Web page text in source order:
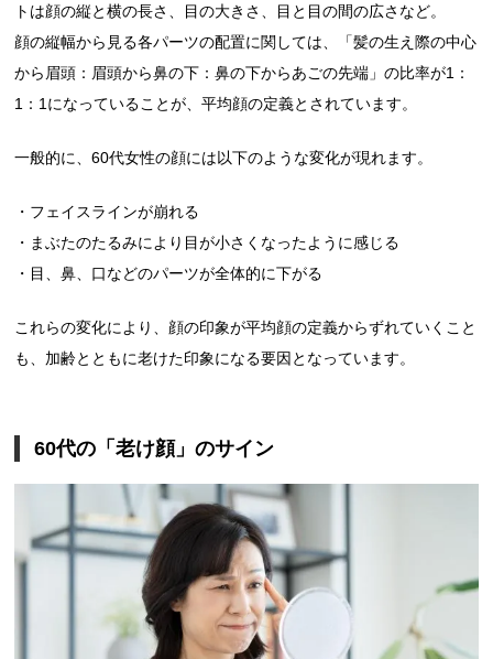
トは顔の縦と横の長さ、目の大きさ、目と目の間の広さなど。
顔の縦幅から見る各パーツの配置に関しては、「髪の生え際の中心
から眉頭：眉頭から鼻の下：鼻の下からあごの先端」の比率が1：
1：1になっていることが、平均顔の定義とされています。
一般的に、60代女性の顔には以下のような変化が現れます。
・フェイスラインが崩れる
・まぶたのたるみにより目が小さくなったように感じる
・目、鼻、口などのパーツが全体的に下がる
これらの変化により、顔の印象が平均顔の定義からずれていくこと
も、加齢とともに老けた印象になる要因となっています。
60代の「老け顔」のサイン